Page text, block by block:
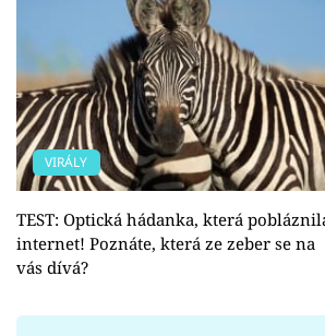
VIRÁLY
TEST: Optická hádanka, která
internet! Poznáte, která ze zeber se na
vás dívá?